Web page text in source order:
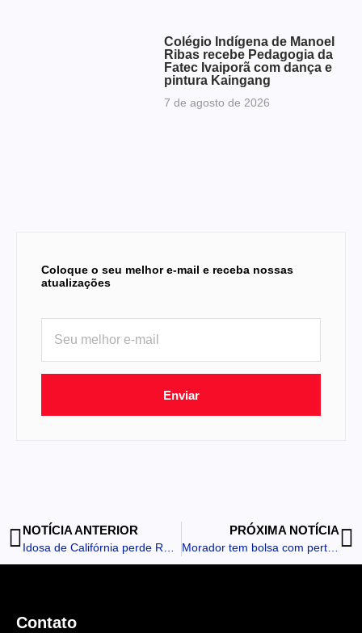
Colégio Indígena de Manoel
Ribas recebe Pedagogia da
Fatec Ivaiporã com dança e
pintura Kaingang
7 de agosto de 2026
Coloque o seu melhor e-mail e receba nossas
atualizações
Enviar
NOTÍCIA ANTERIOR
Idosa de Califórnia perde R$ 4 mil em golpe do falso perfil
PRÓXIMA NOTÍCIA
Morador tem bolsa com pertences furtada em São Pedro
Contato